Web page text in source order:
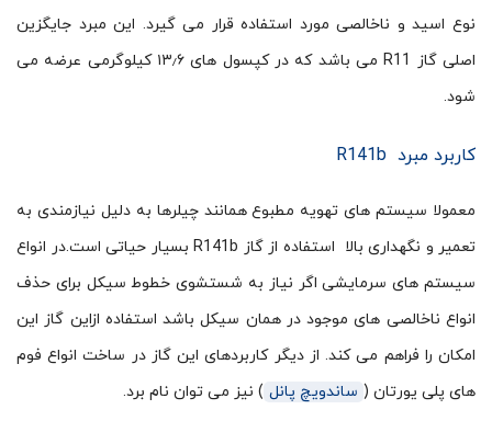
نوع اسید و ناخالصی مورد استفاده قرار می گیرد. این مبرد جایگزین
اصلی گاز R11 می باشد که در کپسول های ۱۳٫۶ کیلوگرمی عرضه می
شود.
کاربرد مبرد R141b
معمولا سیستم های تهویه مطبوع همانند چیلرها به دلیل نیازمندی به
تعمیر و نگهداری بالا استفاده از گاز R141b بسیار حیاتی است.در انواع
سیستم های سرمایشی اگر نیاز به شستشوی خطوط سیکل برای حذف
انواع ناخالصی های موجود در همان سیکل باشد استفاده ازاین گاز این
امکان را فراهم می کند. از دیگر کاربردهای این گاز در ساخت انواع فوم
های پلی یورتان ( ساندویچ پانل ) نیز می توان نام برد.